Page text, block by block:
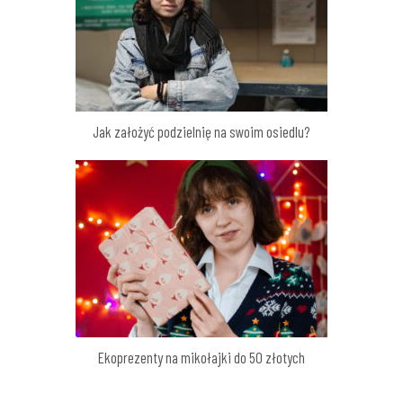
Jak założyć podzielnię na swoim osiedlu?
Ekoprezenty na mikołajki do 50 złotych